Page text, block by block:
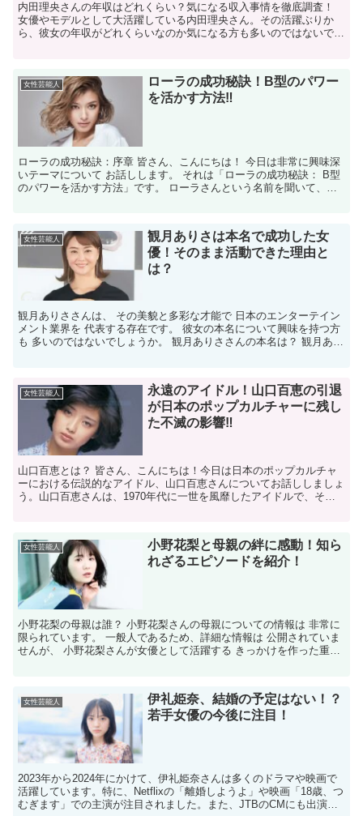
内田理央さんの年収はどれくらい？気になる収入事情を徹底調査！
女優やモデルとして大活躍している内田理央さん。その活躍ぶりか
ら、彼女の年収がどれくらいなのか気になる方も多いのではないでし
女性芸能人
ローラの成功秘訣！B型のパワー
を活かす方法‼
ローラの成功秘訣：序章 皆さん、こんにちは！ 今日は非常に興味深
いテーマについて お話しします。 それは「ローラの成功秘訣： B型
のパワーを活かす方法」です。 ローラさんという名前を聞いて、皆
女性芸能人
観月ありさは本名で成功した女
優！そのまま活動できた理由と
は？
観月ありささんは、 その美貌と多彩な才能で 日本のエンターテイン
メント業界を 代表する存在です。 彼女の本名について興味を持つ方
も 多いのではないでしょうか。 観月ありささんの本名は？ 観月あり
女性芸能人
永遠のアイドル！山口百恵の引退
が日本のポップカルチャーに残し
た不滅の影響‼
山口百恵とは？ 皆さん、こんにちは！今日は日本のポップカルチャ
ーにおける伝説的なアイドル、山口百恵さんについてお話ししましょ
う。山口百恵さんは、1970年代に一世を風靡したアイドルで、その
女性芸能人
小野花梨と母親の絆に感動！知ら
れざるエピソードを紹介！
小野花梨の母親は誰？ 小野花梨さんの母親についての情報は 非常に
限られています。 一般人であるため、詳細な情報は 公開されていま
せんが、 小野花梨さんが女優として活躍する きっかけを作った重要
女性芸能人
伊礼姫奈、結婚の予定はない！？
若手女優の今後に注目！
2023年から2024年にかけて、伊礼姫奈さんは多くのドラマや映画で
活躍しています。特に、Netflixの「離婚しようよ」や映画「18歳、つ
むぎます」での主演が注目されました。また、JTBのCMにも出演